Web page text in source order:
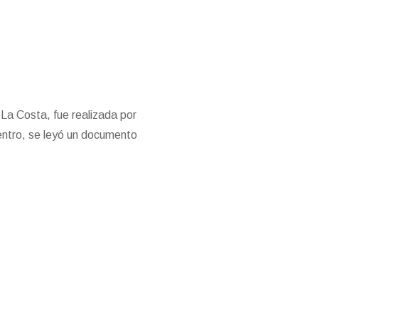
Costa, fue realizada por
se leyó un documento